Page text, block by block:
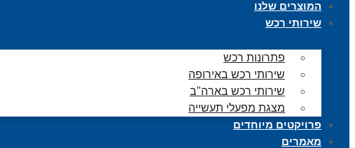
המוצרים שלנו
שירותי רכש
פתרונות רכש
שירותי רכש באירופה
שירותי רכש בארה"ב
מצגת מפעלי תעשייה
פרויקטים מיוחדים
מאמרים